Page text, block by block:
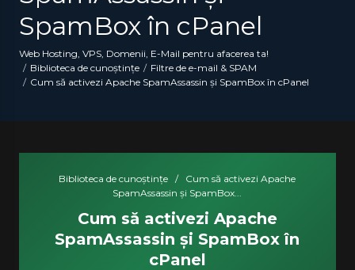
SpamBox în cPanel
Web Hosting, VPS, Domenii, E-Mail pentru afacerea ta!
Biblioteca de cunoștințe
Filtre de e-mail & SPAM
Cum să activezi Apache SpamAssassin și SpamBox în cPanel
Biblioteca de cunoștințe /
Cum să activezi Apache
SpamAssassin și SpamBox...
Cum să activezi Apache
SpamAssassin și SpamBox în
cPanel